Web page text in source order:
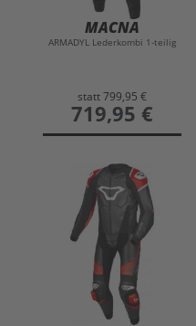
MACNA
ARMADYL Lederkombi 1-teilig
statt 799,95 €
preis
719,95 €